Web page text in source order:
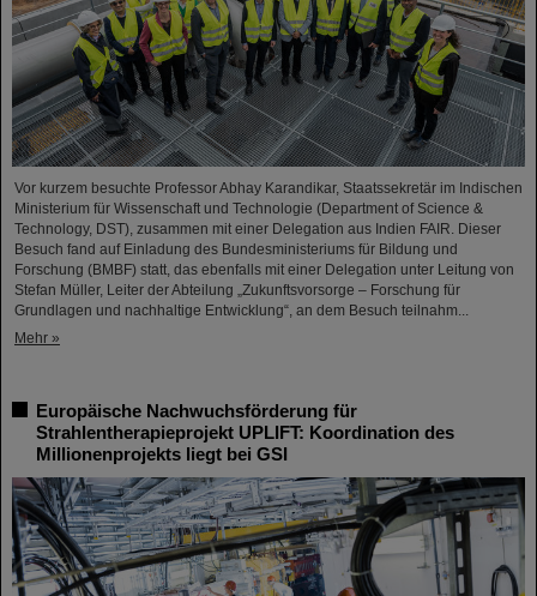
Vor kurzem besuchte Professor Abhay Karandikar, Staatssekretär im Indischen
Ministerium für Wissenschaft und Technologie (Department of Science &
Technology, DST), zusammen mit einer Delegation aus Indien FAIR. Dieser
Besuch fand auf Einladung des Bundesministeriums für Bildung und
Forschung (BMBF) statt, das ebenfalls mit einer Delegation unter Leitung von
Stefan Müller, Leiter der Abteilung „Zukunftsvorsorge – Forschung für
Grundlagen und nachhaltige Entwicklung“, an dem Besuch teilnahm...
Mehr »
Europäische Nachwuchsförderung für
Strahlentherapieprojekt UPLIFT: Koordination des
Millionenprojekts liegt bei GSI